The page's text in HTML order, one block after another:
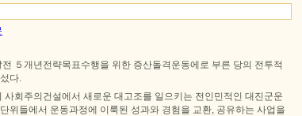
５개년전략목표수행을 위한 증산돌격운동에로 부른 당의 전투적
다.
사회주의건설에서 새로운 대고조를 일으키는 전인민적인 대진군운
위들에서 운동과정에 이룩된 성과와 경험을 교환, 공유하는 사업을